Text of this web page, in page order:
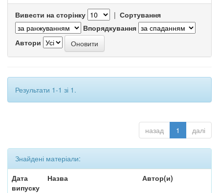
Вивести на сторінку | Сортування
Впорядкування
Автори
Результати 1-1 зі 1.
назад 1 далі
Знайдені матеріали:
Дата
випуску
Назва Автор(и)